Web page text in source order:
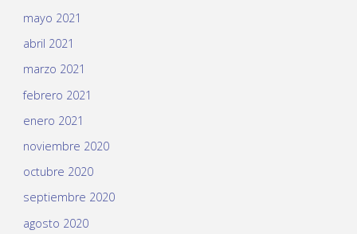
mayo 2021
abril 2021
marzo 2021
febrero 2021
enero 2021
noviembre 2020
octubre 2020
septiembre 2020
agosto 2020